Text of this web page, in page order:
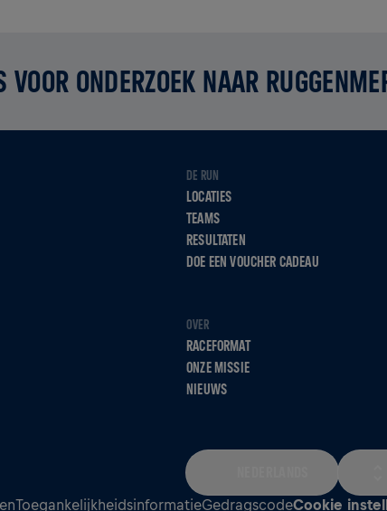
ONDERZOEK NAAR
DE RUN
LOCATIES
TEAMS
RESULTATEN
DOE EEN VOUCHER CADEAU
OVER
RACEFORMAT
ONZE MISSIE
NIEUWS
ToegankelijkheidsinformatieGedragscodeCookie